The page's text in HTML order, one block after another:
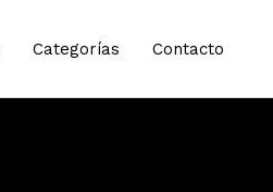
Categorías Contacto